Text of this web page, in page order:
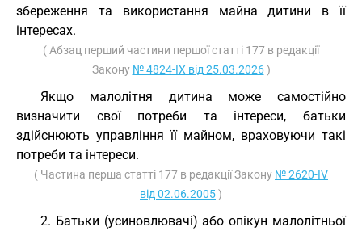
збереження та використання майна дитини в її
інтересах.
( Абзац перший частини першої статті 177 в редакції
Закону № 4824-IX від 25.03.2026)
Якщо малолітня дитина може самостійно
визначити свої потреби та інтереси, батьки
здійснюють управління її майном, враховуючи такі
потреби та інтереси.
( Частина перша статті 177 в редакції Закону № 2620-IV
від 02.06.2005)
2. Батьки (усиновлювачі) або опікун малолітньої